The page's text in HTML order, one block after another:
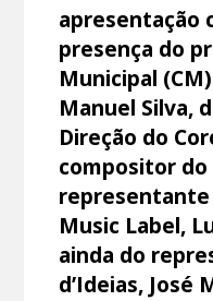
apresentação
presença do
Municipal
Manuel Silva,
Direção do
compositor do
representante
Music Label,
ainda do
d’Ideias, José